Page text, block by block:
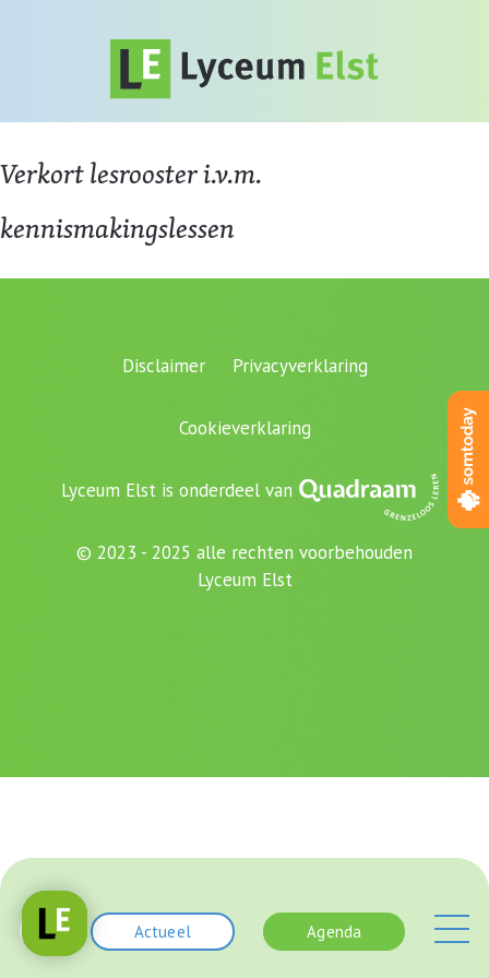
Actueel Agenda
Verkort lesrooster i.v.m.
kennismakingslessen
Disclaimer Privacyverklaring
Cookieverklaring
Lyceum Elst is onderdeel van
© 2023 - 2025 alle rechten voorbehouden
Lyceum Elst